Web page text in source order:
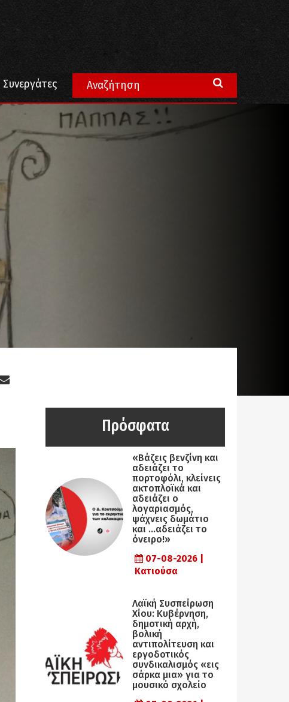
Συνεργάτες
Πρόσφατα
«Βάζεις βενζίνη και
αδειάζει το
πορτοφόλι, κλείνεις
ακτοπλοϊκά και
αδειάζει ο
λογαριασμός,
ψάχνεις δωμάτιο
και …αδειάζει το
όνειρο!»
07-08-2026 |
Κατιούσα
Λαϊκή Συσπείρωση
Χίου: Κυβέρνηση,
δημοτική αρχή,
βολική
αντιπολίτευση και
εργοδοτικός
συνδικαλισμός «εις
σάρκα μια» για το
μουσικό σχολείο